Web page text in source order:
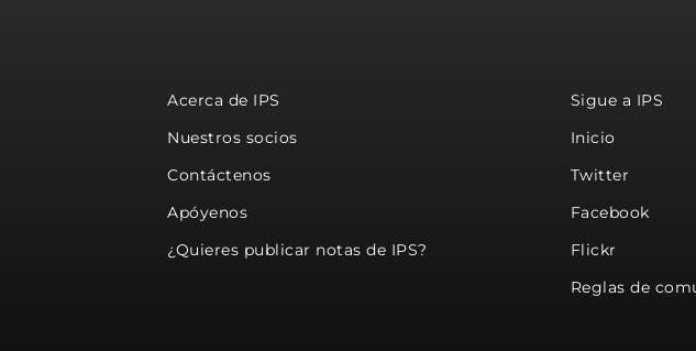
Acerca de IPS
Nuestros socios
Contáctenos
Apóyenos
¿Quieres publicar notas de IPS?
Sigue a IPS
Inicio
Twitter
Facebook
Flickr
Reglas de